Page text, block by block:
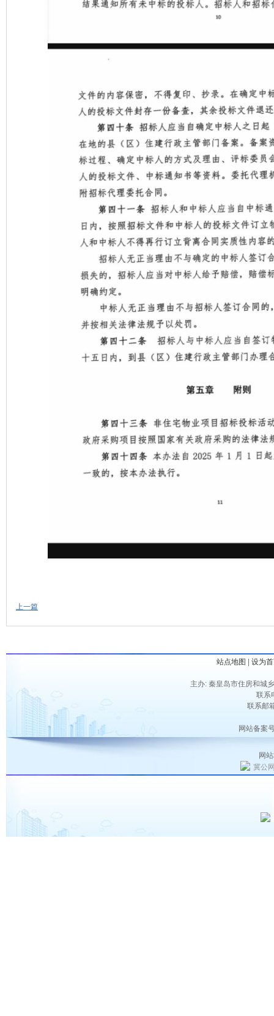
上一篇
站点地图 设为
主办: 秦皇岛市住房和城
联系
联系邮
网站备案
网
冀公